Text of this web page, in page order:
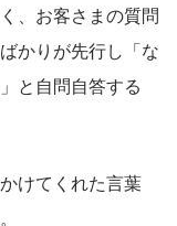
、お客さまの質問
かりが先行し「な
と自問自答する
けてくれた言葉